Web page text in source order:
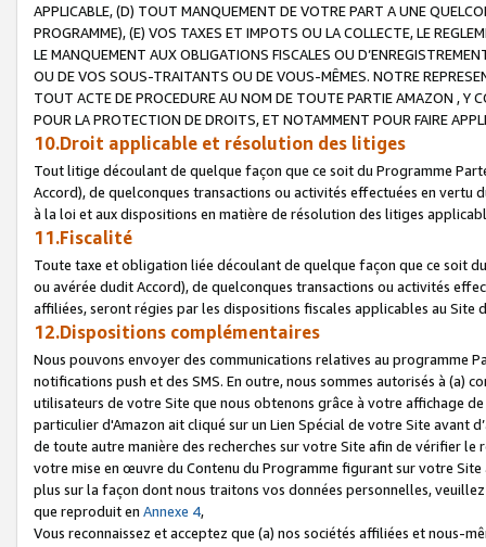
APPLICABLE, (D) TOUT MANQUEMENT DE VOTRE PART A UNE
PROGRAMME), (E) VOS TAXES ET IMPOTS OU LA COLLECTE, LE
LE MANQUEMENT AUX OBLIGATIONS FISCALES OU
OU DE VOS SOUS-TRAITANTS OU DE VOUS-MÊMES. NOTRE
TOUT ACTE DE PROCEDURE AU NOM DE TOUTE PARTIE AMAZON , Y
POUR LA PROTECTION DE DROITS, ET NOTAMMENT POUR FAIRE
10.Droit applicable et résolution des litiges
Tout litige découlant de quelque façon que ce soit du Programme
Accord), de quelconques transactions ou activités effectuées en vertu
à la loi et aux dispositions en matière de résolution des litiges
11.Fiscalité
Toute taxe et obligation liée découlant de quelque façon que ce soit
ou avérée dudit Accord), de quelconques transactions ou activités
affiliées, seront régies par les dispositions fiscales applicables au Site
12.Dispositions complémentaires
Nous pouvons envoyer des communications relatives au programme
notifications push et des SMS. En outre, nous sommes autorisés à
utilisateurs de votre Site que nous obtenons grâce à votre affichage
particulier d'Amazon ait cliqué sur un Lien Spécial de votre Site avant
de toute autre manière des recherches sur votre Site afin de vérifier
votre mise en œuvre du Contenu du Programme figurant sur votre
plus sur la façon dont nous traitons vos données personnelles,
que reproduit en Annexe 4,
Vous reconnaissez et acceptez que (a) nos sociétés affiliées et nous-